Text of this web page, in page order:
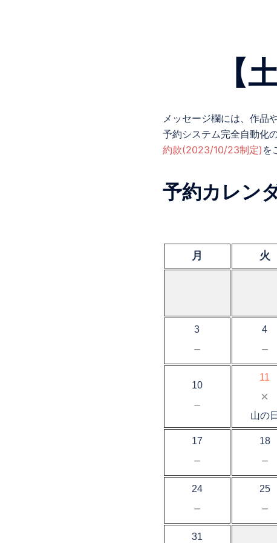
【
メッセージ欄には、作品
予約システム完全自動化
約款(2023/10/23制定) を
予約カレン
月 火
3
－
4
－
10
－
11
×
山の日
17
－
18
－
24
－
25
－
31